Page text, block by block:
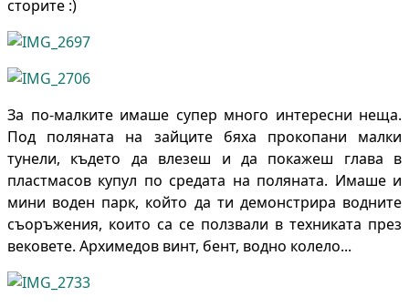
сторите :)
За по-малките имаше супер много интересни неща.
Под поляната на зайците бяха прокопани малки
тунели, където да влезеш и да покажеш глава в
пластмасов купул по средата на поляната. Имаше и
мини воден парк, който да ти демонстрира водните
съоръжения, които са се ползвали в техниката през
вековете. Архимедов винт, бент, водно колело...